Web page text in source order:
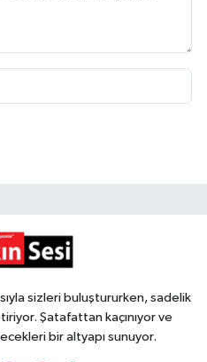
sizleri buluştururken, sadelik
Şatafattan kaçınıyor ve
bir altyapı sunuyor.